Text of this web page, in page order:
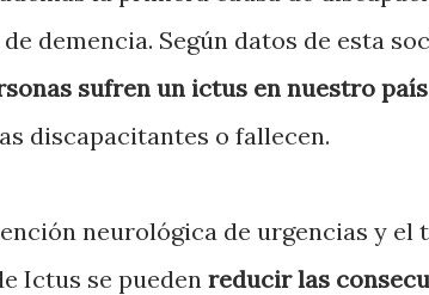
demencia. Según datos de esta
sufren un ictus en nuestro país
discapacitantes o fallecen.
neurológica de urgencias y el
Ictus se pueden reducir las